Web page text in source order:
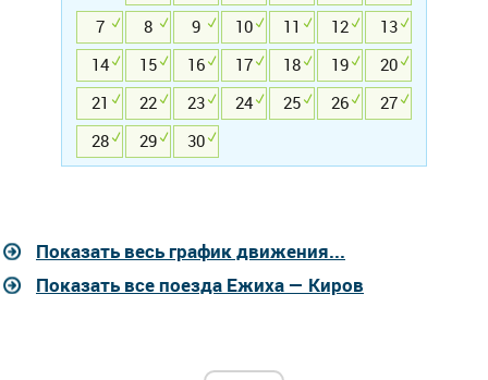
7
8 9 10 11 12
13
14
15 16 17 18 19
20
21
22 23 24 25 26
27
28
29 30
Показать весь график движения...
Показать все поезда Ежиха — Киров